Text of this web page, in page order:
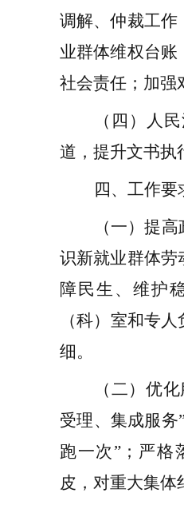
调解、仲裁工作
业群体维权台账
社会责任；加强
（四）
人
道，提升文书执
四、工作要
（一）提
识新就业群体劳
障民生、维护
（科） 室和专人
细。
（二）优
受理、集成服务
跑一次 ”；严格
皮，对重大集